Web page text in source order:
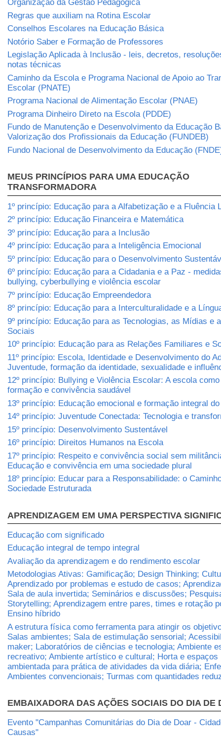
Organização da Gestão Pedagógica
Regras que auxiliam na Rotina Escolar
Conselhos Escolares na Educação Básica
Notório Saber e Formação de Professores
Legislação Aplicada à Inclusão - leis, decretos,
notas técnicas
Caminho da Escola e Programa Nacional de Apoio ao
Escolar (PNATE)
Programa Nacional de Alimentação Escolar (PNAE)
Programa Dinheiro Direto na Escola (PDDE)
Fundo de Manutenção e Desenvolvimento da Educação
Valorização dos Profissionais da Educação (FUNDEB)
Fundo Nacional de Desenvolvimento da Educação
MEUS PRINCÍPIOS PARA UMA EDUCAÇÃO
TRANSFORMADORA
1º princípio: Educação para a Alfabetização e a Fluência
2º princípio: Educação Financeira e Matemática
3º princípio: Educação para a Inclusão
4º princípio: Educação para a Inteligência Emocional
5º princípio: Educação para o Desenvolvimento
6º princípio: Educação para a Cidadania e a Paz -
bullying, cyberbullying e violência escolar
7º princípio: Educação Empreendedora
8º princípio: Educação para a Interculturalidade e a
9º princípio: Educação para as Tecnologias, as Mídias e
Sociais
10º princípio: Educação para as Relações Familiares e
11º princípio: Escola, Identidade e Desenvolvimento do
Juventude, formação da identidade, sexualidade e
12º princípio: Bullying e Violência Escolar: A escola
formação e convivência saudável
13º princípio: Educação emocional e formação integral
14º princípio: Juventude Conectada: Tecnologia e
15º princípio: Desenvolvimento Sustentável
16º princípio: Direitos Humanos na Escola
17º princípio: Respeito e convivência social sem
Educação e convivência em uma sociedade plural
18º princípio: Educar para a Responsabilidade: o
Sociedade Estruturada
APRENDIZAGEM EM UMA PERSPECTIVA
Educação com significado
Educação integral de tempo integral
Avaliação da aprendizagem e do rendimento escolar
Metodologias Ativas: Gamificação; Design Thinking;
Aprendizado por problemas e estudo de casos;
Sala de aula invertida; Seminários e discussões;
Storytelling; Aprendizagem entre pares, times e rotação
Ensino híbrido
A estrutura física como ferramenta para atingir os
Salas ambientes; Sala de estimulação sensorial;
maker; Laboratórios de ciências e tecnologia; Ambiente
recreativo; Ambiente artístico e cultural; Horta e espaços
ambientada para prática de atividades da vida diária;
Ambientes convencionais; Turmas com quantidades
EMBAIXADORA DAS AÇÕES SOCIAIS DO DIA DE
Evento "Campanhas Comunitárias do Dia de Doar -
Causas"